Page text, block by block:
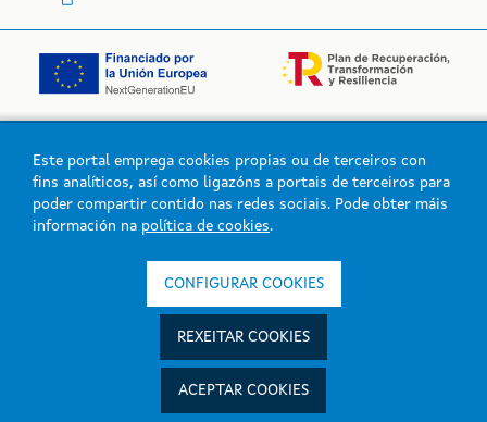
Logo da Xunta de Galicia
Este portal emprega cookies propias ou de terceiros con
fins analíticos, así como ligazóns a portais de terceiros para
poder compartir contido nas redes sociais. Pode obter máis
información na política de cookies.
CONFIGURAR COOKIES
REXEITAR COOKIES
ACEPTAR COOKIES